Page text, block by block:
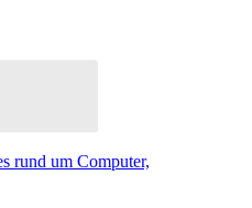
rund um Computer,